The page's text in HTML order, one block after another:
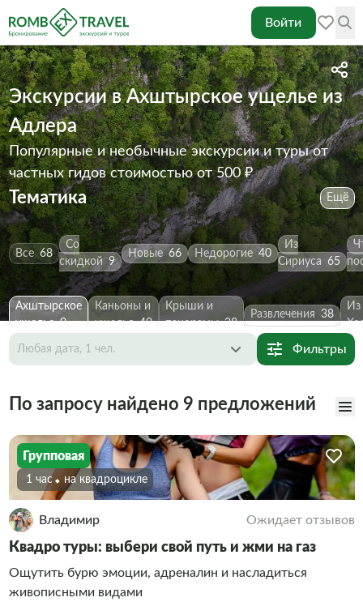
Войти
Экскурсии в Ахштырское ущелье из
Адлера
Популярные и необычные экскурсии и туры от
частных гидовстоимостью от 500 ₽
Тематика Ещё
Все 68
Со
скидкой 9
Новые 66 Недорогие 40
Из
Сириуса 65
Ахштырское
ущелье 9
Каньоны и
ущелья 40
Крыши и
панорамы 38
Развлечения 38
Из
Любая дата, 1 чел. Фильтры
По запросу найдено 9 предложений
Групповая
1 час На квадроцикле
Владимир Ожидает отзывов
Квадро туры: выбери свой путь и жми на газ
Ощутить бурю эмоции, адреналин и насладиться
живописными видами